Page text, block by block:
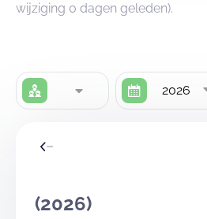
wijziging 0 dagen geleden).
2026
(2026)